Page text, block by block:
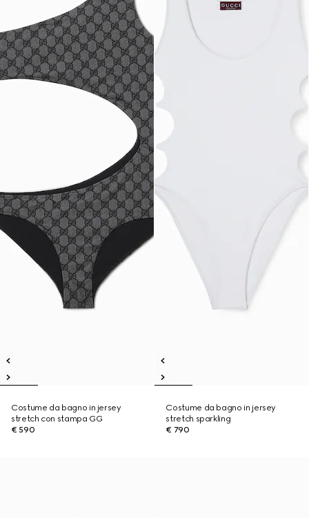
Costume da bagno in jersey
stretch con stampa GG
€ 590
Costume da bagno in jersey
stretch sparkling
€ 790